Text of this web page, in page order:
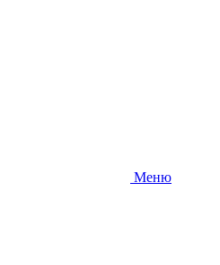
Меню